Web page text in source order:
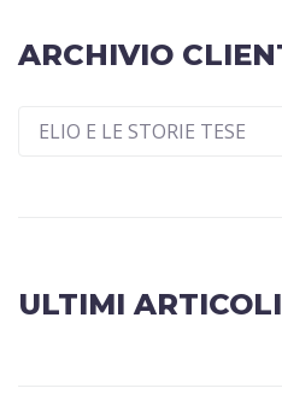
ARCHIVIO
ULTIMI ARTICOLI